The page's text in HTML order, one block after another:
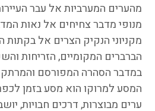
מהערים המערביות אל עבר
מנופי מדבר צחיחים אל נאות
מקניוני הנקיק הצרים אל
הברברים המקומיים, הזריחות
במדבר הסהרה המפורסם
המסע למרוקו הוא מסע בזמן
ערים מבוצרות, דרכים חבויות,